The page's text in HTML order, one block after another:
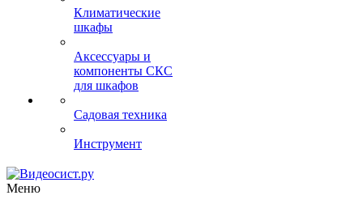
Климатические
шкафы
Аксессуары и
компоненты СКС
для шкафов
Садовая техника
Инструмент
Меню